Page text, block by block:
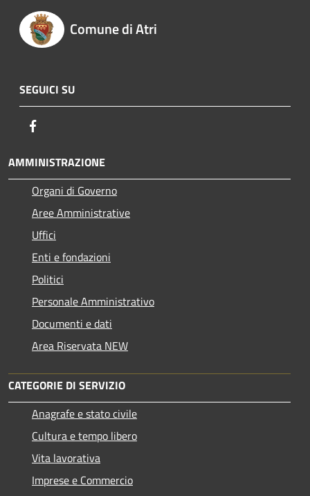
Comune di Atri
SEGUICI SU
AMMINISTRAZIONE
Organi di Governo
Aree Amministrative
Uffici
Enti e fondazioni
Politici
Personale Amministrativo
Documenti e dati
Area Riservata NEW
CATEGORIE DI SERVIZIO
Anagrafe e stato civile
Cultura e tempo libero
Vita lavorativa
Imprese e Commercio